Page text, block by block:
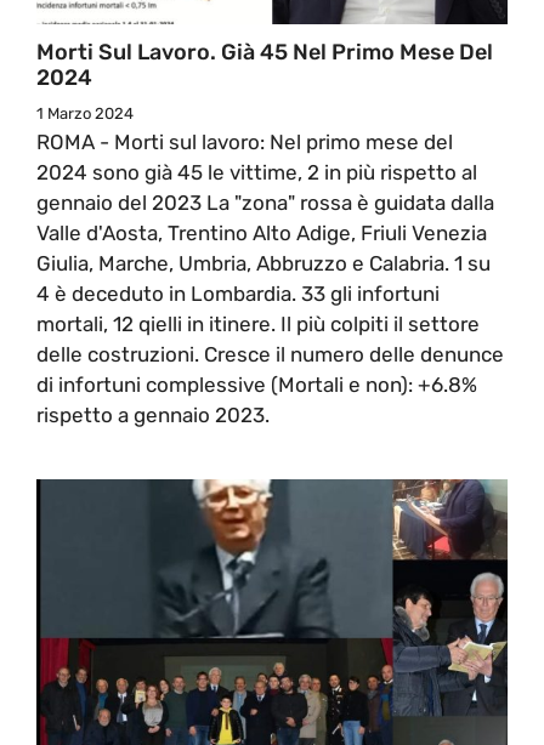
Morti Sul Lavoro. Già 45 Nel Primo Mese Del
2024
1 Marzo 2024
ROMA - Morti sul lavoro: Nel primo mese del
2024 sono già 45 le vittime, 2 in più rispetto al
gennaio del 2023 La "zona" rossa è guidata dalla
Valle d'Aosta, Trentino Alto Adige, Friuli Venezia
Giulia, Marche, Umbria, Abbruzzo e Calabria. 1 su
4 è deceduto in Lombardia. 33 gli infortuni
mortali, 12 qielli in itinere. Il più colpiti il settore
delle costruzioni. Cresce il numero delle denunce
di infortuni complessive (Mortali e non): +6.8%
rispetto a gennaio 2023.